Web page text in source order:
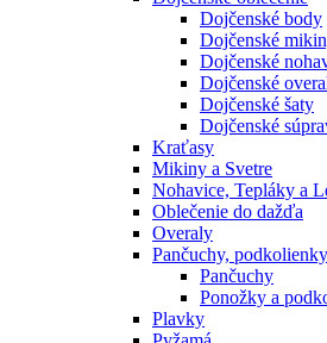
Dojčenské body
Dojčenské
Dojčenské
Dojčenské
Dojčenské šaty
Dojčenské
Kraťasy
Mikiny a Svetre
Nohavice, Tepláky a
Oblečenie do dažďa
Overaly
Pančuchy,
Pančuchy
Ponožky a
Plavky